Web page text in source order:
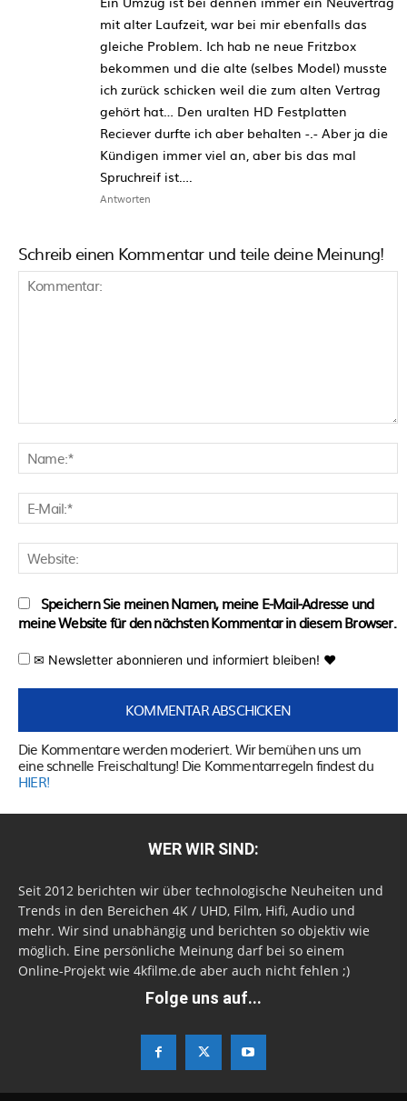
mit alter Laufzeit, war bei mir ebenfalls das
gleiche Problem. Ich hab ne neue Fritzbox
bekommen und die alte (selbes Model) musste
ich zurück schicken weil die zum alten Vertrag
gehört hat… Den uralten HD Festplatten
Reciever durfte ich aber behalten -.- Aber ja die
Kündigen immer viel an, aber bis das mal
Spruchreif ist….
Antworten
Schreib einen Kommentar und teile deine Meinung!
Speichern Sie meinen Namen, meine E-Mail-Adresse und
meine Website für den nächsten Kommentar in diesem Browser.
✉ Newsletter abonnieren und informiert bleiben! ♥
Die Kommentare werden moderiert. Wir bemühen uns um
eine schnelle Freischaltung! Die Kommentarregeln findest du
HIER!
WER WIR SIND:
Seit 2012 berichten wir über technologische Neuheiten und
Trends in den Bereichen 4K / UHD, Film, Hifi, Audio und
mehr. Wir sind unabhängig und berichten so objektiv wie
möglich. Eine persönliche Meinung darf bei so einem
Online-Projekt wie 4kfilme.de aber auch nicht fehlen ;)
Folge uns auf...